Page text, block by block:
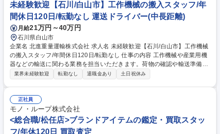
ド品/古美術品など 【当社の大事にする価値観】品物を買取るだけでなく
〈お客様の品物への想いや思い出も伺い気持ちを整理していただいたうえ
で買取る〉ことを大切にしています。 募集職種 ＜総合職/ラスパ白山＞ブ
ランドアイテムの鑑定・買取スタッフ/年休120日
未経験歓迎【石川/白山市】工作機械の搬入スタッフ/年
間休日120日/転勤なし 運送ドライバー(中長距離)
月給21万円～40万円
石川県白山市
企業名 北進重量運輸株式会社 求人名 未経験歓迎【石川/白山市】工作機械
の搬入スタッフ/年間休日120日/転勤なし 仕事の内容 工作機械や産業用機
器などの輸送に関わる業務を担当いただきます。荷物の確認や輸送準備、
専用車両による配送、納品時の確認など、安全かつ円滑な輸送を支える仕
まで担当。あわせて輸送スケジュールや運行ルートの確認、車両の日常点
検・清掃、倉庫内での製品管理や出荷準備の補助など、物流業務全般をお
任せします。また、積載状況や車両状態を確認し、関係部署と連携しなが
ら、無理のない運行と確実な納品を進めていただきます。 募集職種 未経
業界未経験歓迎 転勤なし 退職金あり 土日祝休み
正社員
モノ・ループ株式会社
<総合職/松任店>ブランドアイテムの鑑定・買取スタッ
フ/年休120日 買取査定